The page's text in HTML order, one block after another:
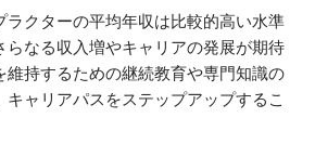
ラクターの平均年収は比較的高い水準
らなる収入増やキャリアの発展が期待
維持するための継続教育や専門知識の
キャリアパスをステップアップするこ